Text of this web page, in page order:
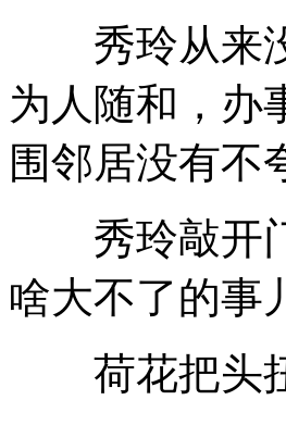
秀玲从来没
为人随和，办
围邻居没有不
秀玲敲开门
啥大不了的事
荷花把头扭